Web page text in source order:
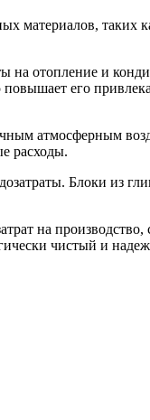
материалов, таких
отопление и
его
атмосферным
расходы.
Блоки из
на
чистый и